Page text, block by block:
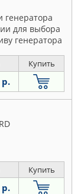
генератора
для выбора
генератора
Купить
р.
Купить